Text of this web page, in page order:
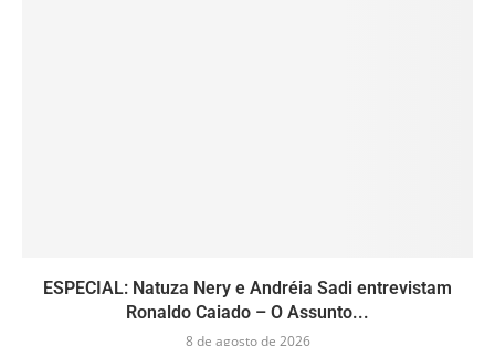
ESPECIAL: Natuza Nery e Andréia Sadi entrevistam
Ronaldo Caiado – O Assunto...
8 de agosto de 2026